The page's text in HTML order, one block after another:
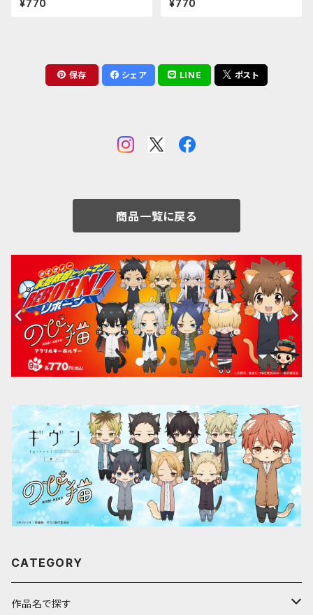
ヒカル）
¥770
アキラ）
¥770
保存 シェア LINE ポスト
商品一覧に戻る
CATEGORY
作品名で探す